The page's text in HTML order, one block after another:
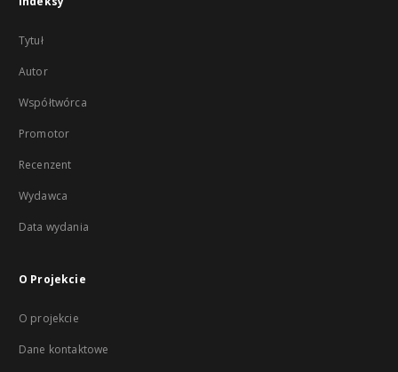
Tytuł
Autor
Współtwórca
Promotor
Recenzent
Wydawca
Data wydania
O Projekcie
O projekcie
Dane kontaktowe